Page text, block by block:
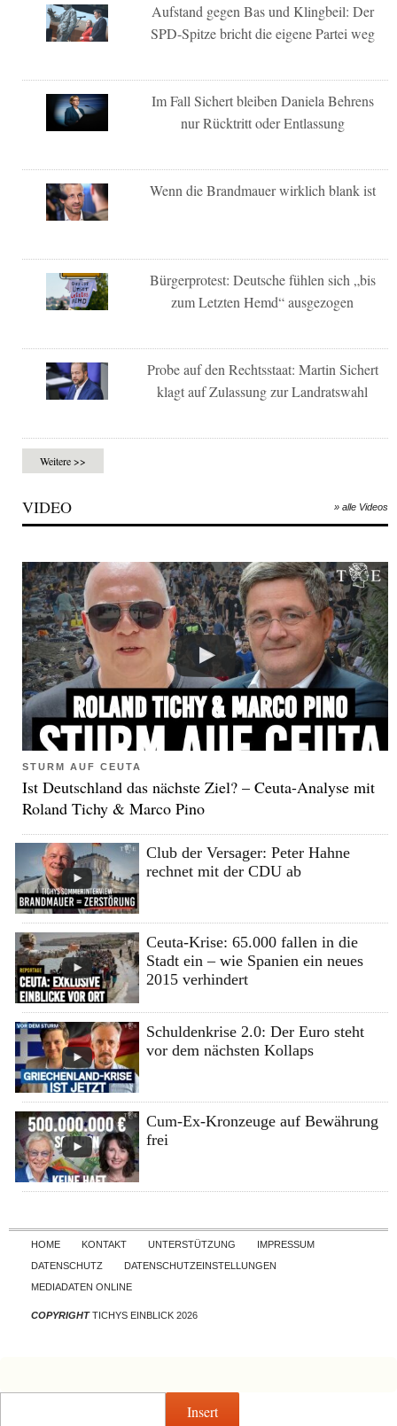
Aufstand gegen Bas und Klingbeil: Der
SPD-Spitze bricht die eigene Partei weg
Im Fall Sichert bleiben Daniela Behrens
nur Rücktritt oder Entlassung
Wenn die Brandmauer wirklich blank ist
Bürgerprotest: Deutsche fühlen sich „bis
zum Letzten Hemd“ ausgezogen
Probe auf den Rechtsstaat: Martin Sichert
klagt auf Zulassung zur Landratswahl
Weitere >>
VIDEO » alle Videos
STURM AUF CEUTA
Ist Deutschland das nächste Ziel? – Ceuta-Analyse mit
Roland Tichy & Marco Pino
Club der Versager: Peter Hahne
rechnet mit der CDU ab
Ceuta-Krise: 65.000 fallen in die
Stadt ein – wie Spanien ein neues
2015 verhindert
Schuldenkrise 2.0: Der Euro steht
vor dem nächsten Kollaps
Cum-Ex-Kronzeuge auf Bewährung
frei
Skip to content
HOME KONTAKT UNTERSTÜTZUNG
IMPRESSUM
DATENSCHUTZ
DATENSCHUTZEINSTELLUNGEN
MEDIADATEN ONLINE
COPYRIGHTTICHYS EINBLICK 2026
Insert